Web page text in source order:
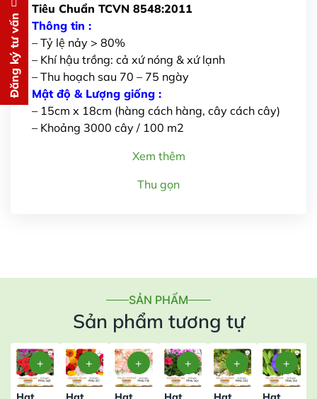
Tiêu Chuẩn TCVN 8548:2011
Thông tin :
– Tỷ lệ nảy > 80%
– Khí hậu trồng: cả xứ nóng & xứ lạnh
– Thu hoạch sau 70 – 75 ngày
Mật độ & Lượng giống :
– 15cm x 18cm (hàng cách hàng, cây cách cây)
– Khoảng 3000 cây / 100 m2
Xem thêm
Thu gọn
SẢN PHẨM
Sản phẩm tương tự
Đăng ký tư vấn Đăng ký tư vấn
Chúng tôi sẽ gọi lại tư vấn
PHÍ
cho bạn ngay lập tức